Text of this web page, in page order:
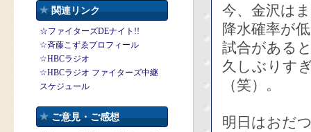
関連リンク
☆ファイターズDEナイト!!
☆斉藤こずゑプロフィール
☆HBCラジオ
☆HBCラジオ ファイターズ中継
スケジュール
ご意見・ご感想
今、金沢は
降水確率が
試合がある
久しぶりす
（笑）。
明日はおだ